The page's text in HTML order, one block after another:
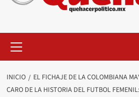
principal
INICIO
EL FICHAJE DE LA COLOMBIANA
CARO DE LA HISTORIA DEL FUTBOL